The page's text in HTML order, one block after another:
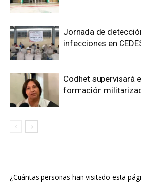
Jornada de
infecciones en
Codhet supervisará
formación
¿Cuántas personas han visitado esta